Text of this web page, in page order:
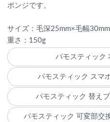
ポンジです。
サイズ：毛深25mm×毛幅
重さ：150g
パモスティック
パモスティック スマ
パモスティック 替え
パモスティック 可変部交